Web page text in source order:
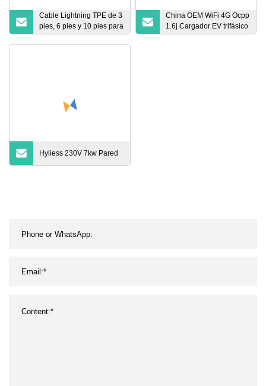
Cable Lightning TPE de 3
pies, 6 pies y 10 pies para
iPhone, iPad, Cable USB,
China OEM WiFi 4G Ocpp
1.6j Cargador EV trifásico
22kw de pared
Hyliess 230V 7kw Pared